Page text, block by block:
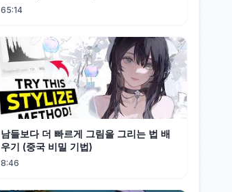
настоящим миллионером
65:14
남들보다 더 빠르게 그림을 그리는 법 배
우기 (중국 비밀 기법)
8:46